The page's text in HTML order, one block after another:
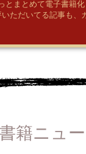
とまとめて電子書籍
ただいてる記事も、
書籍ニュ